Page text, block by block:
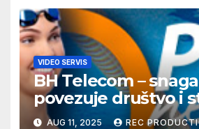
VIDEO SERVIS
BH Telecom –
povezuje društvo i
dobre priče
AUG 11, 2025 REC